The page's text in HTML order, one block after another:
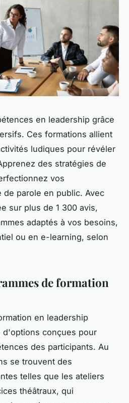
en leadership grâce
Ces formations allient
ludiques pour révéler
des stratégies de
vos
parole en public. Avec
sur plus de 1 300 avis,
adaptés à vos besoins,
ou en e-learning, selon
de formation
en leadership
d'options conçues pour
des participants. Au
se trouvent des
telles que les ateliers
théâtraux, qui